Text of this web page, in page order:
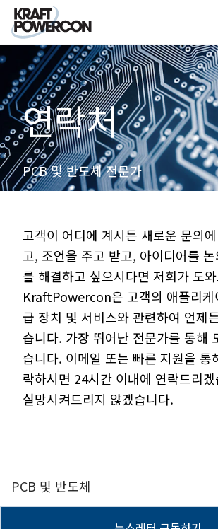
연락처
PCB 및 반도체 전문가
고객이 어디에 계시든 새로운 문의
고, 조언을 주고 받고, 아이디어를
를 해결하고 싶으시다면 저희가 도
KraftPowercon은 고객의 애플리케
급 장치 및 서비스와 관련하여 언제
습니다. 가장 뛰어난 전문가를 통해
습니다. 이메일 또는 빠른 지원을 통
락하시면 24시간 이내에 연락드리
실망시켜드리지 않겠습니다.
PCB 및 반도체